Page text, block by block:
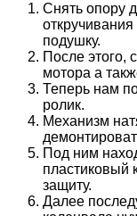
Снять опору
подушку.
После этого,
мотора а
Теперь нам
ролик.
Механизм
Под ним
пластиковый
защиту.
Далее